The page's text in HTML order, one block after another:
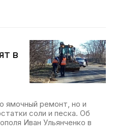
в
ямочный ремонт, но и
соли и песка. Об
Иван Ульянченко в